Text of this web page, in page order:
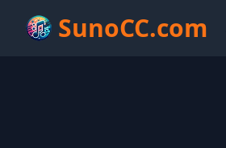
SunoCC.com